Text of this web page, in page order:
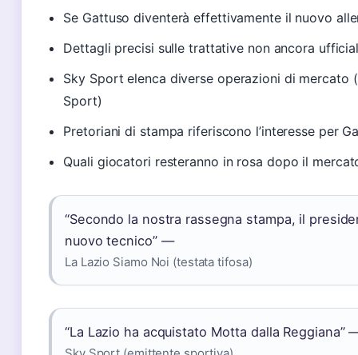
Se Gattuso diventerà effettivamente il nuovo
Dettagli precisi sulle trattative non ancora
Sky Sport elenca diverse operazioni di
Sport)
Pretoriani di stampa riferiscono l’interesse per
Quali giocatori resteranno in rosa dopo il
“Secondo la nostra rassegna stampa, il
nuovo tecnico” —
La Lazio Siamo Noi (testata tifosa)
“La Lazio ha acquistato Motta dalla Reggiana”